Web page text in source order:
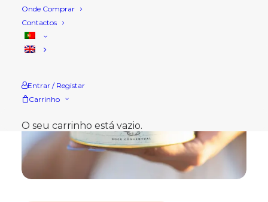
Onde Comprar
Contactos
Entrar / Registar
Carrinho
O seu carrinho está vazio.